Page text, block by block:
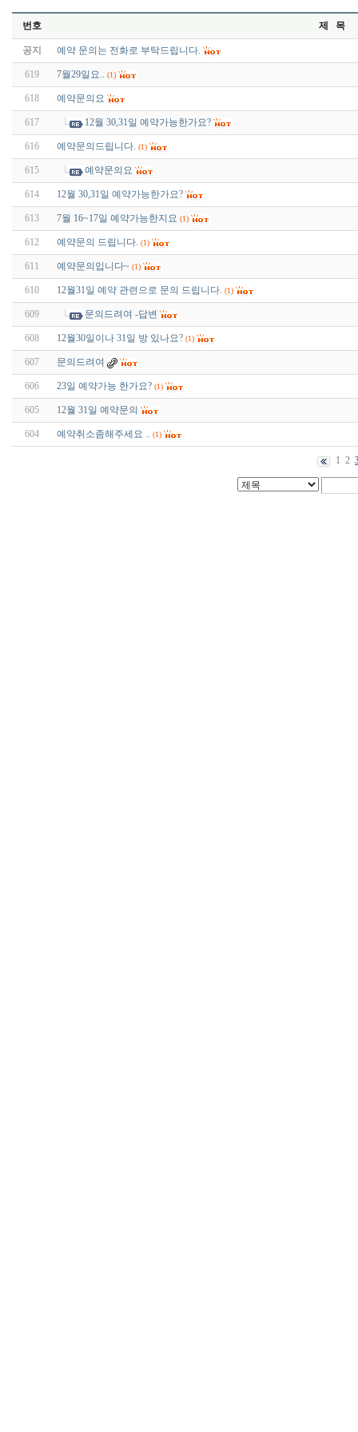
번호 제 목
공지 예약 문의는 전화로 부탁드립니다.
619 7월29일요.. (1)
618 예약문의요
617 12월 30,31일 예약가능한가요?
616 예약문의드립니다. (1)
615 예약문의요
614 12월 30,31일 예약가능한가요?
613 7월 16~17일 예약가능한지요 (1)
612 예약문의 드립니다. (1)
611 예약문의입니다~ (1)
610 12월31일 예약 관련으로 문의 드립니다. (1)
609 문의드려여 -답변
608 12월30일이나 31일 방 있나요? (1)
607 문의드려여
606 23일 예약가능 한가요? (1)
605 12월 31일 예약문의
604 예약취소좀해주세요 .. (1)
1 2